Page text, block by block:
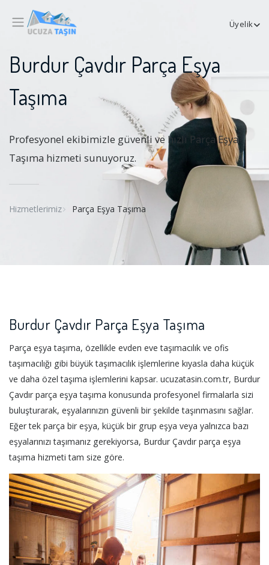
Üyelik
Burdur Çavdır Parça Eşya
Taşıma
Profesyonel ekibimizle güvenli ve hızlı Parça Eşya
Taşıma hizmeti sunuyoruz.
Hizmetlerimiz Parça Eşya Taşıma
Burdur Çavdır Parça Eşya Taşıma
Parça eşya taşıma, özellikle evden eve taşımacılık ve ofis
taşımacılığı gibi büyük taşımacılık işlemlerine kıyasla daha küçük
ve daha özel taşıma işlemlerini kapsar. ucuzatasin.com.tr, Burdur
Çavdır parça eşya taşıma konusunda profesyonel firmalarla sizi
buluşturarak, eşyalarınızın güvenli bir şekilde taşınmasını sağlar.
Eğer tek parça bir eşya, küçük bir grup eşya veya yalnızca bazı
eşyalarınızı taşımanız gerekiyorsa, Burdur Çavdır parça eşya
taşıma hizmeti tam size göre.